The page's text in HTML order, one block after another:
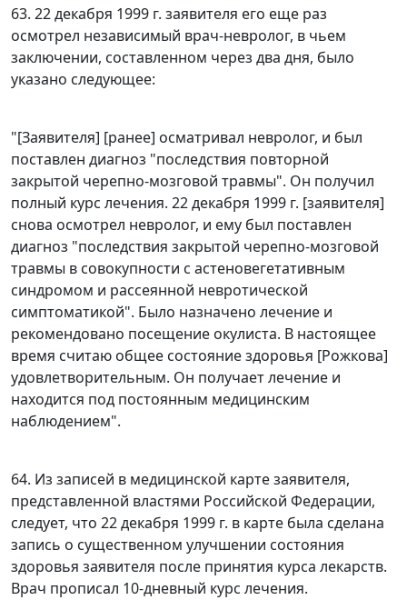
63. 22 декабря 1999 г. заявителя его еще раз
осмотрел независимый врач-невролог, в чьем
заключении, составленном через два дня, было
указано следующее:
"[Заявителя] [ранее] осматривал невролог, и был
поставлен диагноз "последствия повторной
закрытой черепно-мозговой травмы". Он получил
полный курс лечения. 22 декабря 1999 г. [заявителя]
снова осмотрел невролог, и ему был поставлен
диагноз "последствия закрытой черепно-мозговой
травмы в совокупности с астеновегетативным
синдромом и рассеянной невротической
симптоматикой". Было назначено лечение и
рекомендовано посещение окулиста. В настоящее
время считаю общее состояние здоровья [Рожкова]
удовлетворительным. Он получает лечение и
находится под постоянным медицинским
наблюдением".
64. Из записей в медицинской карте заявителя,
представленной властями Российской Федерации,
следует, что 22 декабря 1999 г. в карте была сделана
запись о существенном улучшении состояния
здоровья заявителя после принятия курса лекарств.
Врач прописал 10-дневный курс лечения.